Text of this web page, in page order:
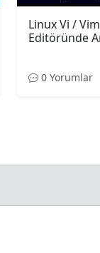
Linux Vi /
Editöründe
0 Yorumlar